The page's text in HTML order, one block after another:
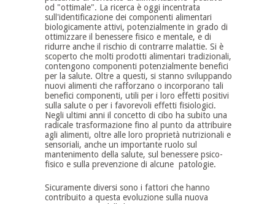
od "ottimale". La ricerca è oggi incentrata
sull'identificazione dei componenti alimentari
biologicamente attivi, potenzialmente in grado di
ottimizzare il benessere fisico e mentale, e di
ridurre anche il rischio di contrarre malattie. Si è
scoperto che molti prodotti alimentari tradizionali,
contengono componenti potenzialmente benefici
per la salute. Oltre a questi, si stanno sviluppando
nuovi alimenti che rafforzano o incorporano tali
benefici componenti, utili per i loro effetti positivi
sulla salute o per i favorevoli effetti fisiologici.
Negli ultimi anni il concetto di cibo ha subito una
radicale trasformazione fino al punto da attribuire
agli alimenti, oltre alle loro proprietà nutrizionali e
sensoriali, anche un importante ruolo sul
mantenimento della salute, sul benessere psico-
fisico e sulla prevenzione di alcune patologie.
Sicuramente diversi sono i fattori che hanno
contribuito a questa evoluzione sulla nuova